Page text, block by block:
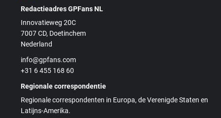
Redactieadres GPFans NL
Innovatieweg 20C
7007 CD, Doetinchem
Nederland
info@gpfans.com
+31 6 455 168 60
Regionale correspondentie
Regionale correspondenten in Europa, de Verenigde Staten en
Latijns-Amerika.